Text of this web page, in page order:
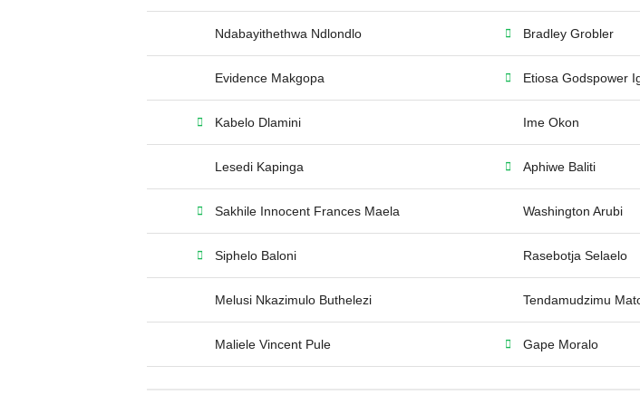
Ndabayithethwa Ndlondlo Bradley Grobler
Evidence Makgopa Etiosa Godspower
Kabelo Dlamini Ime Okon
Lesedi Kapinga Aphiwe Baliti
Sakhile Innocent Frances Maela Washington Arubi
Siphelo Baloni Rasebotja Selaelo
Melusi Nkazimulo Buthelezi Tendamudzimu
Maliele Vincent Pule Gape Moralo